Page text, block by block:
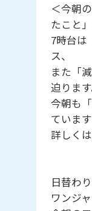
＜今朝
たこと
7時台は
ス、
また「
迫ります
今朝も
ていま
詳しく
日替わ
ワンジ